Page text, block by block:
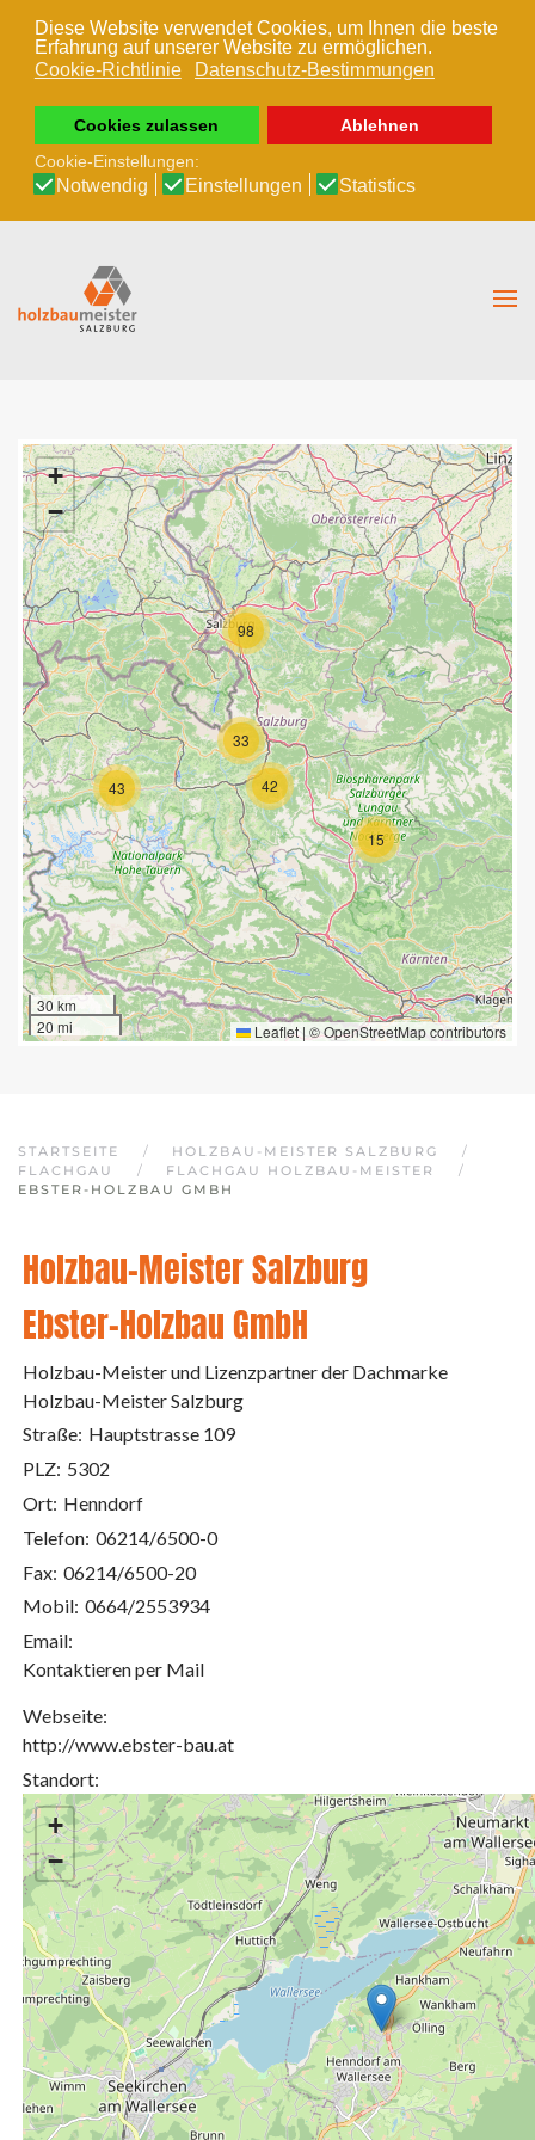
Diese Website verwendet Cookies, um Ihnen die beste
Erfahrung auf unserer Website zu ermöglichen.
Cookie-Richtlinie
Datenschutz-Bestimmungen
Cookies zulassen
Ablehnen
Cookie-Einstellungen:
Notwendig Einstellungen Statistics
Zum Hauptinhalt springen
15
33
42
43
98
+
−
30 km
20 mi
Leaflet | ©OpenStreetMapcontributors
STARTSEITE
HOLZBAU-MEISTER SALZBURG
FLACHGAU
FLACHGAU HOLZBAU-MEISTER
EBSTER-HOLZBAU GMBH
Holzbau-Meister Salzburg
Ebster-Holzbau GmbH
Holzbau-Meister und Lizenzpartner der Dachmarke
Holzbau-Meister Salzburg
Straße: Hauptstrasse 109
PLZ: 5302
Ort: Henndorf
Telefon: 06214/6500-0
Fax: 06214/6500-20
Mobil: 0664/2553934
Email:
Kontaktieren per Mail
Webseite:
http://www.ebster-bau.at
Standort:
+
−